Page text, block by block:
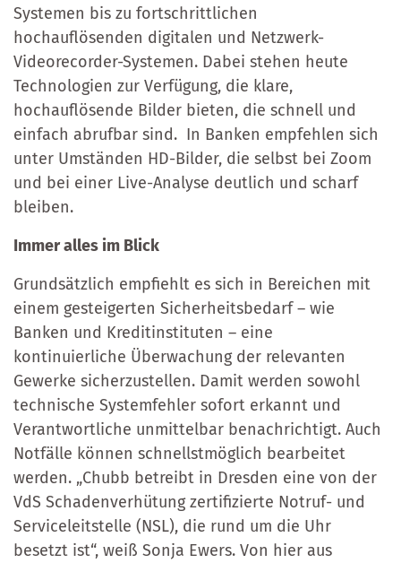
Systemen bis zu fortschrittlichen
hochauflösenden digitalen und Netzwerk-
Videorecorder-Systemen. Dabei stehen heute
Technologien zur Verfügung, die klare,
hochauflösende Bilder bieten, die schnell und
einfach abrufbar sind. In Banken empfehlen sich
unter Umständen HD-Bilder, die selbst bei Zoom
und bei einer Live-Analyse deutlich und scharf
bleiben.
Immer alles im Blick
Grundsätzlich empfiehlt es sich in Bereichen mit
einem gesteigerten Sicherheitsbedarf – wie
Banken und Kreditinstituten – eine
kontinuierliche Überwachung der relevanten
Gewerke sicherzustellen. Damit werden sowohl
technische Systemfehler sofort erkannt und
Verantwortliche unmittelbar benachrichtigt. Auch
Notfälle können schnellstmöglich bearbeitet
werden. „Chubb betreibt in Dresden eine von der
VdS Schadenverhütung zertifizierte Notruf- und
Serviceleitstelle (NSL), die rund um die Uhr
besetzt ist“, weiß Sonja Ewers. Von hier aus